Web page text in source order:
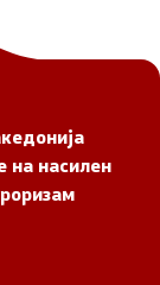
на насилен